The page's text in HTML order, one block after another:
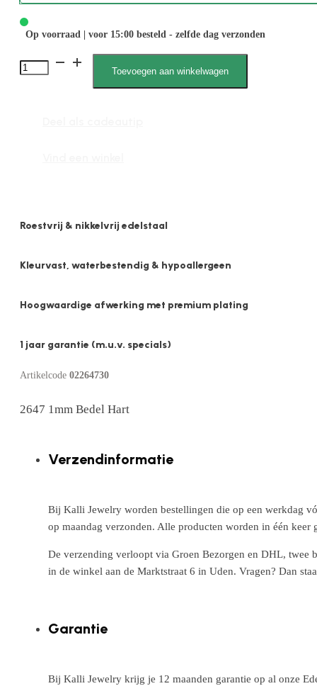
Op voorraad | voor 15:00 besteld - zelfde dag verzonden
2647
Toevoegen aan winkelwagen
Roestvrij & nikkelvrij edelstaal
Kleurvast, waterbestendig & hypoallergeen
Hoogwaardige afwerking met premium plating
1 jaar garantie (m.u.v. specials)
Artikelcode 02264730
2647 1mm Bedel Hart
Verzendinformatie
Bij Kalli Jewelry worden bestellingen die op een werkdag
op maandag verzonden. Alle producten worden in één
De verzending verloopt via Groen Bezorgen en DHL, twee
in de winkel aan de Marktstraat 6 in Uden. Vragen? Dan
Garantie
Bij Kalli Jewelry krijg je 12 maanden garantie op al onze